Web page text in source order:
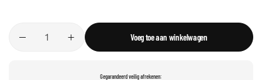
Voeg toe aan winkelwagen
Gegarandeerd veilig afrekenen: